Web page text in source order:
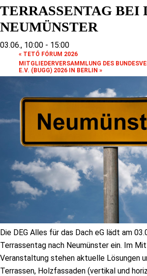
TERRASSENTAG BEI
NEUMÜNSTER
03.06., 10:00 - 15:00
« TETŐ FÓRUM 2026
MITGLIEDERVERSAMMLUNG DES
E.V. (BUGG) 2026 IN BERLIN »
Die DEG Alles für das Dach eG lädt am
Terrassentag nach Neumünster ein. Im
Veranstaltung stehen aktuelle Lösungen
Terrassen, Holzfassaden (vertikal und